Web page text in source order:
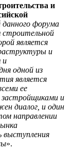
и
форума
строительной
является
и
и
одной из
является
ее
застройщиками и
диалог, и один
направлении
».